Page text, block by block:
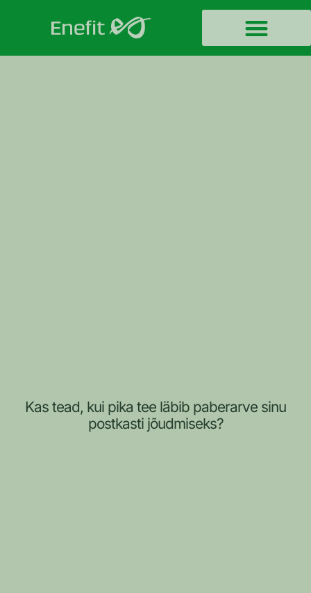
Kas tead, kui pika tee läbib paberarve sinu
postkasti jõudmiseks?